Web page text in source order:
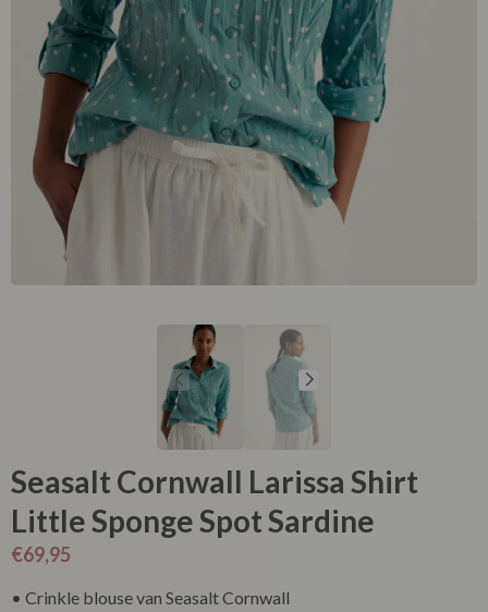
Seasalt Cornwall Larissa Shirt
Little Sponge Spot Sardine
€69,95
• Crinkle blouse van Seasalt Cornwall